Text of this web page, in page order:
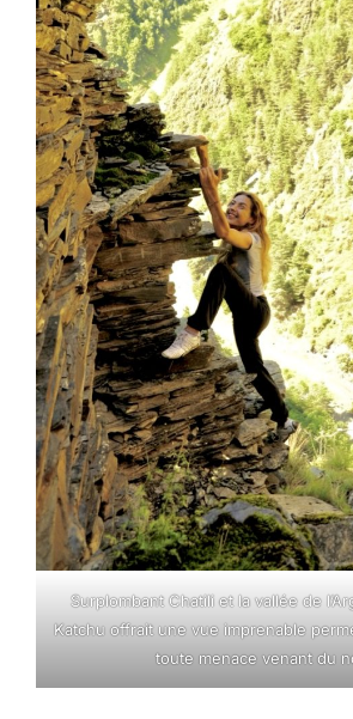
Surplombant Chatili et la vallée de
Katchu offrait une vue imprenable
toute menace venant du